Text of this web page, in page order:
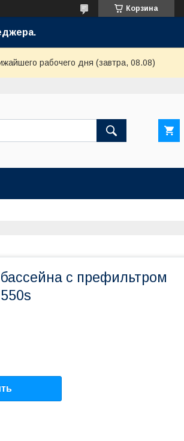
Корзина
рабочего дня (завтра, 08.08)
с префильтром